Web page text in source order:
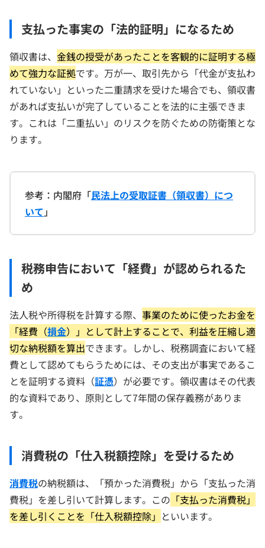
支払った事実の「法的証明」になるため
領収書は、 金銭の授受があったことを客観的に証明する極
めて強力な証拠です。万が一、取引先から「代金が支払わ
れていない」といった二重請求を受けた場合でも、領収書
があれば支払いが完了していることを法的に主張できま
す。これは「二重払い」のリスクを防ぐための防衛策とな
ります。
参考：内閣府「民法上の受取証書（領収書）につ
いて 」
税務申告において「経費」が認められるた
め
法人税や所得税を計算する際、 事業のために使ったお金を
「経費（損金）」として計上することで、利益を圧縮し適
切な納税額を算出できます。しかし、税務調査において経
費として認めてもらうためには、その支出が事実であるこ
とを証明する資料（証憑）が必要です。領収書はその代表
的な資料であり、原則として7年間の保存義務がありま
す。
消費税の「仕入税額控除」を受けるため
消費税の納税額は、「預かった消費税」から「支払った消
費税」を差し引いて計算します。この 「支払った消費税」
を差し引くことを「仕入税額控除」 といいます。